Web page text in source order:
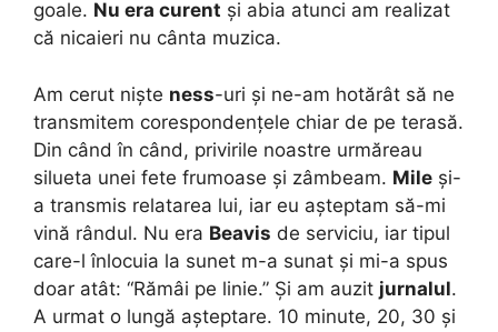
goale. Nu era curent și abia atunci am realizat
că nicaieri nu cânta muzica.
Am cerut niște ness-uri și ne-am hotărât să ne
transmitem corespondențele chiar de pe terasă.
Din când în când, privirile noastre urmăreau
silueta unei fete frumoase și zâmbeam. Mile și-
a transmis relatarea lui, iar eu așteptam să-mi
vină rândul. Nu era Beavis de serviciu, iar tipul
care-l înlocuia la sunet m-a sunat și mi-a spus
doar atât: “Rămâi pe linie.” Și am auzit jurnalul.
A urmat o lungă așteptare. 10 minute, 20, 30 și